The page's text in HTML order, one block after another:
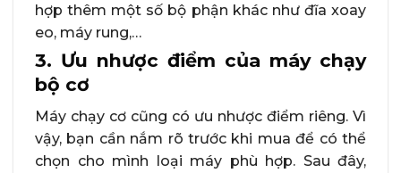
hợp thêm một số bộ phận khác như đĩa xoay
eo, máy rung,…
3. Ưu nhược điểm của máy chạy
bộ cơ
Máy chạy cơ cũng có ưu nhược điểm riêng. Vì
vậy, bạn cần nắm rõ trước khi mua để có thể
chọn cho mình loại máy phù hợp. Sau đây,